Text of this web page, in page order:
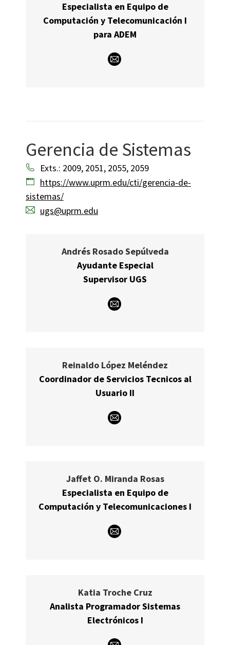
Especialista en Equipo de
Computación y Telecomunicación I
para ADEM
E-
Gerencia de Sistemas
Exts.: 2009, 2051, 2055, 2059
https://www.uprm.edu/cti/gerencia-de-
sistemas/
ugs@uprm.edu
Andrés Rosado Sepúlveda
Ayudante Especial
Supervisor UGS
E-
Reinaldo López Meléndez
Coordinador de Servicios Tecnicos al
Usuario II
E-
Jaffet O. Miranda Rosas
Especialista en Equipo de
Computación y Telecomunicaciones I
E-
Katia Troche Cruz
Analista Programador Sistemas
Electrónicos I